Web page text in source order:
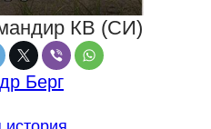
КВ (СИ)
Берг